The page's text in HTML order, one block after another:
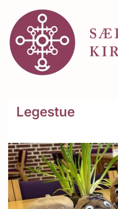
Legestue